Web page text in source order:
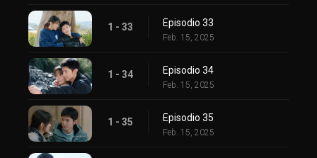
1 - 33 Episodio 33
Feb. 15, 2025
1 - 34 Episodio 34
Feb. 15, 2025
1 - 35 Episodio 35
Feb. 15, 2025